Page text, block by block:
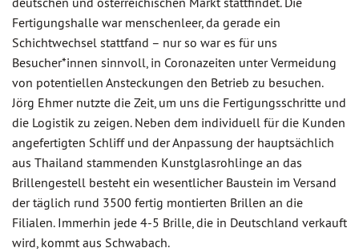
Fertigungshalle war menschenleer, da gerade ein
Schichtwechsel stattfand – nur so war es für uns
Besucher*innen sinnvoll, in Coronazeiten unter Vermeidung
von potentiellen Ansteckungen den Betrieb zu besuchen.
Jörg Ehmer nutzte die Zeit, um uns die Fertigungsschritte und
die Logistik zu zeigen. Neben dem individuell für die Kunden
angefertigten Schliff und der Anpassung der hauptsächlich
aus Thailand stammenden Kunstglasrohlinge an das
Brillengestell besteht ein wesentlicher Baustein im Versand
der täglich rund 3500 fertig montierten Brillen an die
Filialen. Immerhin jede 4-5 Brille, die in Deutschland verkauft
wird, kommt aus Schwabach.